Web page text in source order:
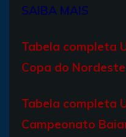
SAIBA MAIS
Tabela completa
Copa do
Tabela completa
Campeonato